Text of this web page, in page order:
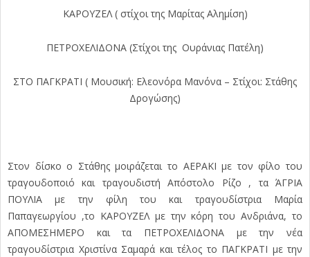
ΚΑΡΟΥΖΕΛ ( στίχοι της Μαρίτας Αλημίση)
ΠΕΤΡΟΧΕΛΙΔΟΝΑ (Στίχοι της Ουράνιας Πατέλη)
ΣΤΟ ΠΑΓΚΡΑΤΙ ( Μουσική: Ελεονόρα Μανόνα – Στίχοι: Στάθης
Δρογώσης)
Στον δίσκο ο Στάθης μοιράζεται το ΑΕΡΑΚΙ με τον φίλο του
τραγουδοποιό και τραγουδιστή Απόστολο Ρίζο , τα ΆΓΡΙΑ
ΠΟΥΛΙΑ με την φίλη του και τραγουδίστρια Μαρία
Παπαγεωργίου ,το ΚΑΡΟΥΖΕΛ με την κόρη του Ανδριάνα, το
ΑΠΟΜΕΣΗΜΕΡΟ και τα ΠΕΤΡΟΧΕΛΙΔΟΝΑ με την νέα
τραγουδίστρια Χριστίνα Σαμαρά και τέλος το ΠΑΓΚΡΑΤΙ με την